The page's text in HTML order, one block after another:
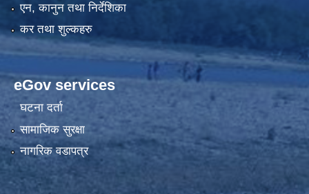
एन, कानुन तथा निर्देशिका
कर तथा शुल्कहरु
eGov services
घटना दर्ता
सामाजिक सुरक्षा
नागरिक वडापत्र